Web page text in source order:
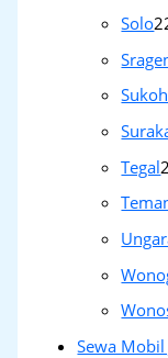
Solo2
Tegal2
Sewa Mobil